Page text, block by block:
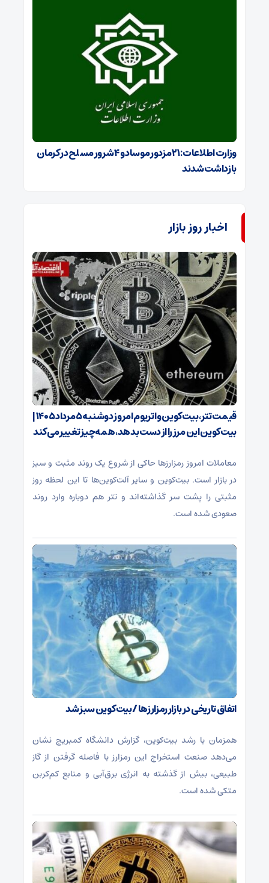
وزارت اطلاعات: ۲۱ مزدور موساد و ۴ شرور مسلح در کرمان
بازداشت شدند
اخبار روز بازار
قیمت تتر، بیت‌کوین و اتریوم امروز دوشنبه ۵ مرداد ۱۴۰۵ |
بیت‌کوین این مرز را از دست بدهد، همه‌چیز تغییر می‌کند
معاملات امروز رمزارز‌ها حاکی از شروع یک روند مثبت و سبز
در بازار است. بیت‌کوین و سایر آلت‌کوین‌ها تا این لحظه روز
مثبتی را پشت سر گذاشته‌اند و تتر هم دوباره وارد روند
صعودی شده است.
اتفاق تاریخی در بازار رمزارزها / بیت‌کوین سبز شد
همزمان با رشد بیت‌کوین، گزارش دانشگاه کمبریج نشان
می‌دهد صنعت استخراج این رمزارز با فاصله گرفتن از گاز
طبیعی، بیش از گذشته به انرژی برق‌آبی و منابع کم‌کربن
متکی شده است.